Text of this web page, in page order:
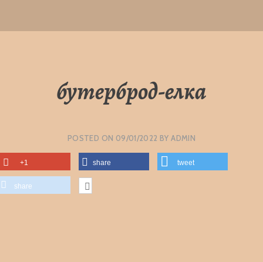
бутерброд-елка
POSTED ON 09/01/2022 BYADMIN
+1 share tweet
share